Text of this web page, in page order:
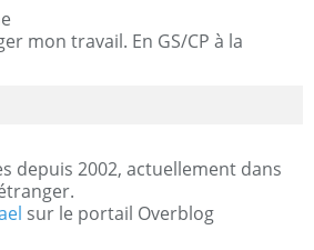
mon travail. En GS/CP à la
depuis 2002, actuellement dans
sur le portail Overblog